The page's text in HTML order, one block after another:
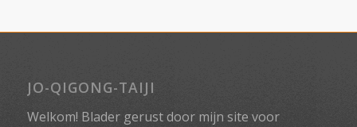
JO-QIGONG-TAIJI
Welkom! Blader gerust door mijn site voor